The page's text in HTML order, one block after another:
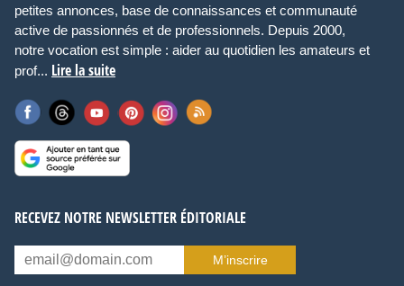
petites annonces, base de connaissances et communauté
active de passionnés et de professionnels. Depuis 2000,
notre vocation est simple : aider au quotidien les amateurs et
prof... Lire la suite
RECEVEZ NOTRE NEWSLETTER ÉDITORIALE
M’inscrire